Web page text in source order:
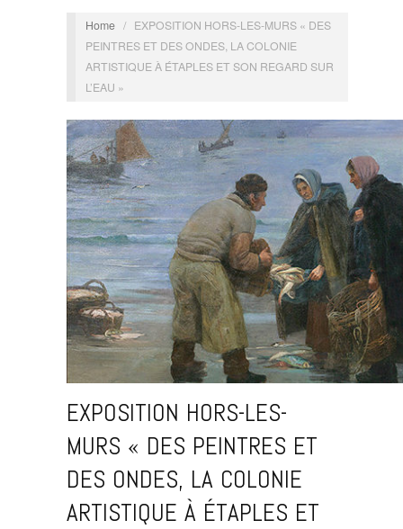
Home / EXPOSITION HORS-LES-MURS « DES
PEINTRES ET DES ONDES, LA COLONIE
ARTISTIQUE À ÉTAPLES ET SON REGARD SUR
L’EAU »
EXPOSITION HORS-LES-
MURS « DES PEINTRES ET
DES ONDES, LA COLONIE
ARTISTIQUE À ÉTAPLES ET